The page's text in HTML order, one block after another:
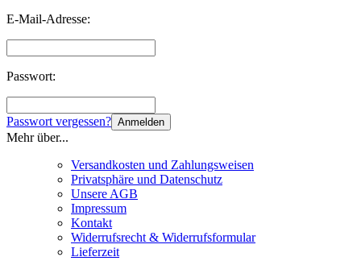
E-Mail-Adresse:
Passwort:
Passwort vergessen? Anmelden
Mehr über...
Versandkosten und Zahlungsweisen
Privatsphäre und Datenschutz
Unsere AGB
Impressum
Kontakt
Widerrufsrecht & Widerrufsformular
Lieferzeit